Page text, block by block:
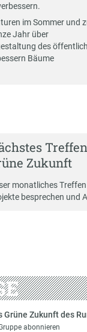
im Sommer und
Jahr über
des
Bäume
Zukunft
monatliches
besprechen und
Grüne Zukunft des
abonnieren